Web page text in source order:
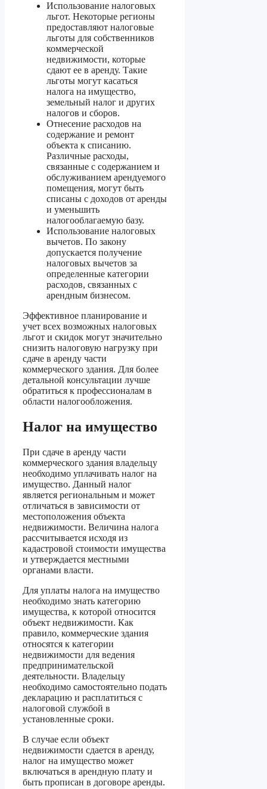
Использование налоговых
льгот. Некоторые регионы
предоставляют налоговые
льготы для собственников
коммерческой
недвижимости, которые
сдают ее в аренду. Такие
льготы могут касаться
налога на имущество,
земельный налог и других
налогов и сборов.
Отнесение расходов на
содержание и ремонт
объекта к списанию.
Различные расходы,
связанные с содержанием и
обслуживанием арендуемого
помещения, могут быть
списаны с доходов от аренды
и уменьшить
налогооблагаемую базу.
Использование налоговых
вычетов. По закону
допускается получение
налоговых вычетов за
определенные категории
расходов, связанных с
арендным бизнесом.
Эффективное планирование и
учет всех возможных налоговых
льгот и скидок могут значительно
снизить налоговую нагрузку при
сдаче в аренду части
коммерческого здания. Для более
детальной консультации лучше
обратиться к профессионалам в
области налогообложения.
Налог на имущество
При сдаче в аренду части
коммерческого здания владельцу
необходимо уплачивать налог на
имущество. Данный налог
является региональным и может
отличаться в зависимости от
местоположения объекта
недвижимости. Величина налога
рассчитывается исходя из
кадастровой стоимости имущества
и утверждается местными
органами власти.
Для уплаты налога на имущество
необходимо знать категорию
имущества, к которой относится
объект недвижимости. Как
правило, коммерческие здания
относятся к категории
недвижимости для ведения
предпринимательской
деятельности. Владельцу
необходимо самостоятельно подать
декларацию и расплатиться с
налоговой службой в
установленные сроки.
В случае если объект
недвижимости сдается в аренду,
налог на имущество может
включаться в арендную плату и
быть прописан в договоре аренды.